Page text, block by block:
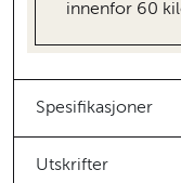
innenfor 60
Spesifikasjoner
Utskrifter